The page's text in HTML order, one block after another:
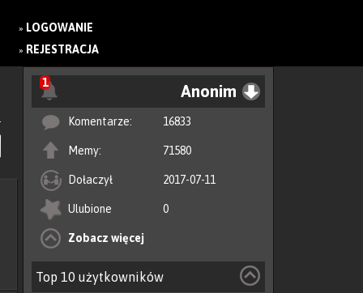
» LOGOWANIE
» REJESTRACJA
1 Anonim
Komentarze: 16833
Memy: 71580
Dołaczył 2017-07-11
Ulubione 0
Zobacz więcej
Top 10 użytkowników